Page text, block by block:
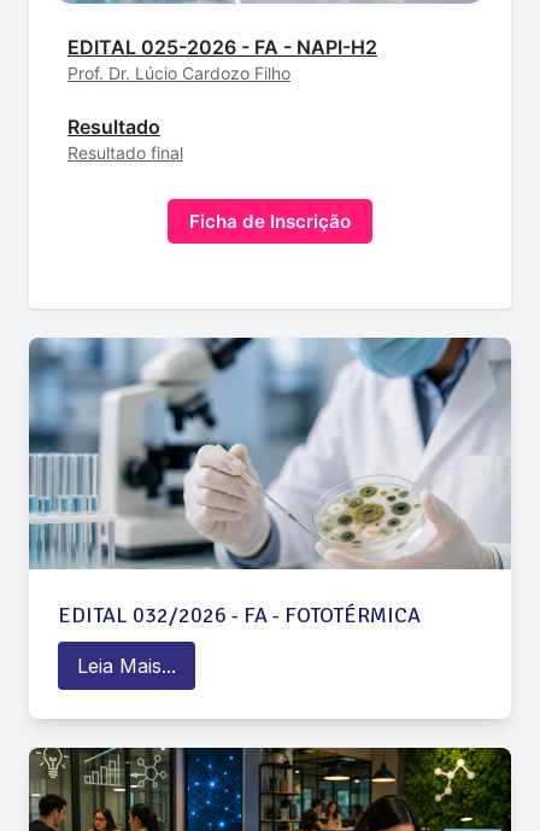
EDITAL 025-2026 - FA - NAPI-H2
Prof. Dr. Lúcio Cardozo Filho
Resultado
Resultado final
Ficha de Inscrição
EDITAL 032/2026 - FA - FOTOTÉRMICA
Leia Mais...